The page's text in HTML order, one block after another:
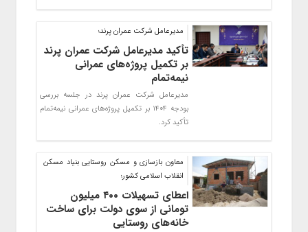
مدیرعامل شرکت عمران پرند؛
تأکید مدیرعامل شرکت عمران پرند
بر تکمیل پروژه‌های عمرانی
نیمه‌تمام
مدیرعامل شرکت عمران پرند در جلسه بررسی
بودجه ۱۴۰۴ بر تکمیل پروژه‌های عمرانی نیمه‌تمام
تأکید کرد.
معاون بازسازی و مسکن روستایی بنیاد مسکن
انقلاب اسلامی کشور؛
اعطای تسهیلات ۴۰۰ میلیون
تومانی از سوی دولت برای ساخت
خانه‌های روستایی